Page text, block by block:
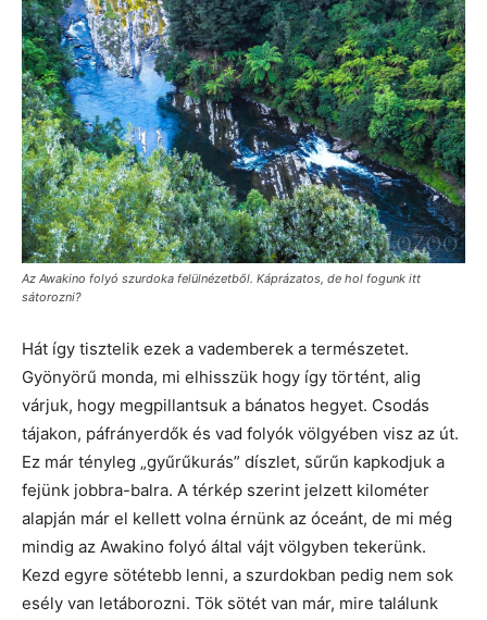
Az Awakino folyó szurdoka felülnézetből. Káprázatos, de hol fogunk itt
sátorozni?
Hát így tisztelik ezek a vademberek a természetet.
Gyönyörű monda, mi elhisszük hogy így történt, alig
várjuk, hogy megpillantsuk a bánatos hegyet. Csodás
tájakon, páfrányerdők és vad folyók völgyében visz az út.
Ez már tényleg „gyűrűkurás” díszlet, sűrűn kapkodjuk a
fejünk jobbra-balra. A térkép szerint jelzett kilométer
alapján már el kellett volna érnünk az óceánt, de mi még
mindig az Awakino folyó által vájt völgyben tekerünk.
Kezd egyre sötétebb lenni, a szurdokban pedig nem sok
esély van letáborozni. Tök sötét van már, mire találunk